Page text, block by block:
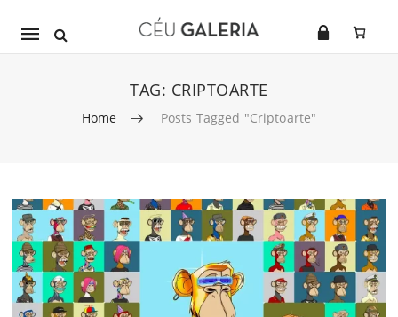
Mobile
TAG: CRIPTOARTE
Home Posts Tagged "criptoarte"
Skip to content